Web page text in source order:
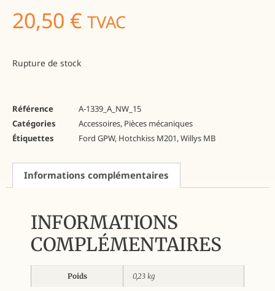
20,50 € TVAC
Rupture de stock
Référence
A-1339_A_NW_15
Catégories
Accessoires, Pièces mécaniques
Étiquettes
Ford GPW, Hotchkiss M201,Willys MB
Informations complémentaires
INFORMATIONS
COMPLÉMENTAIRES
Poids 0,23 kg